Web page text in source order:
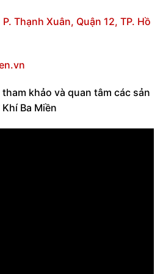
P. Thạnh Xuân, Quận 12, TP. Hồ
khảo và quan tâm các sản
Ba Miền